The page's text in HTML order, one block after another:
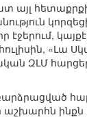
այլ
էջերում,
հուլիսին,
ԶԼՄ